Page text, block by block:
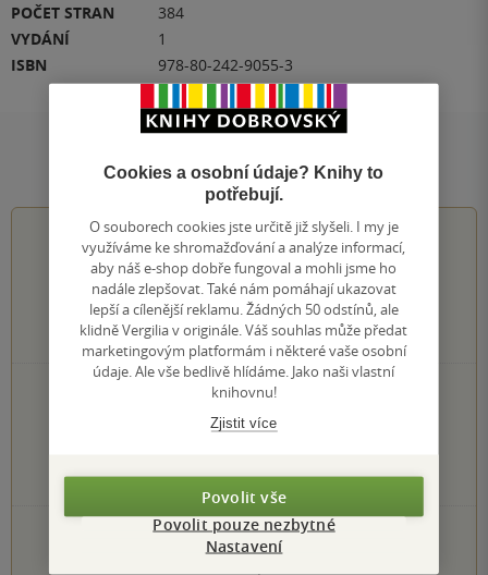
POČET STRAN
384
VYDÁNÍ
1
ISBN
978-80-242-9055-3
Hodnocení a recenze čtenářů
4.6z5
10hodnocení čtenářů
5 hvězdiček
4 hvězdičky
3 hvězdičky
0×
1 hvezdička
PŘIDEJTE SVÉ HODNOCENÍ KNIHY
Cookies a osobní údaje? Knihy to
potřebují.
O souborech cookies jste určitě již slyšeli. I my je
využíváme ke shromažďování a analýze informací,
aby náš e-shop dobře fungoval a mohli jsme ho
nadále zlepšovat. Také nám pomáhají ukazovat
lepší a cílenější reklamu. Žádných 50 odstínů, ale
klidně Vergilia v originále. Váš souhlas může předat
marketingovým platformám i některé vaše osobní
údaje. Ale vše bedlivě hlídáme. Jako naši vlastní
knihovnu!
Zjistit více
Povolit vše
Povolit pouze nezbytné
Nastavení